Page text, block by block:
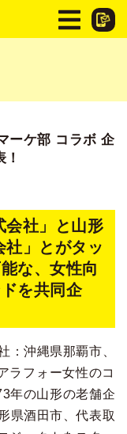
ーケ部 コラボ 企
会社」と山形
」とがタッ
な、女性向
を共同企
：沖縄県那覇市、
ラフォー女性のコ
年の山形の老舗企
県酒田市、代表取